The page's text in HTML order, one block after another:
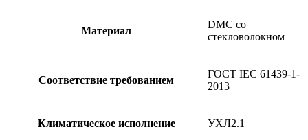
Материал
DMC со
стекловолокном
Соответствие требованием
ГОСТ IEC 61439-1-
2013
Климатическое исполнение УХЛ2.1